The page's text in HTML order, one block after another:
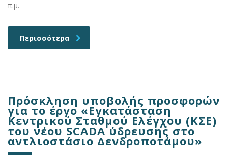
π.μ.
Περισσότερα
Πρόσκληση υποβολής προσφορών
για το έργο «Εγκατάσταση
Κεντρικού Σταθμού Ελέγχου (ΚΣΕ)
του νέου SCADA ύδρευσης στο
αντλιοστάσιο Δενδροποτάμου»